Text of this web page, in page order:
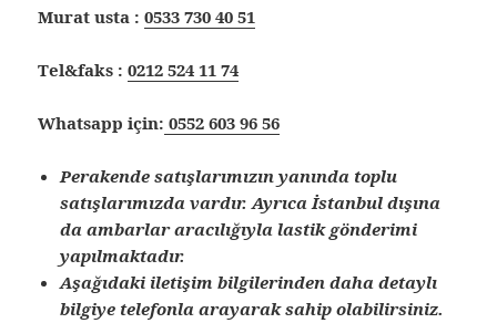
Murat usta :0533 730 40 51
Tel&faks :0212 524 11 74
Whatsapp için: 0552 603 96 56
Perakende satışlarımızın yanında toplu
satışlarımızda vardır. Ayrıca İstanbul dışına
da ambarlar aracılığıyla lastik gönderimi
yapılmaktadır.
Aşağıdaki iletişim bilgilerinden daha detaylı
bilgiye telefonla arayarak sahip olabilirsiniz.